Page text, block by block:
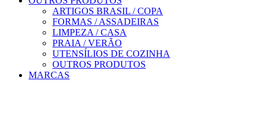
ARTIGOS BRASIL / COPA
FORMAS / ASSADEIRAS
LIMPEZA / CASA
PRAIA / VERÃO
UTENSÍLIOS DE COZINHA
OUTROS PRODUTOS
MARCAS